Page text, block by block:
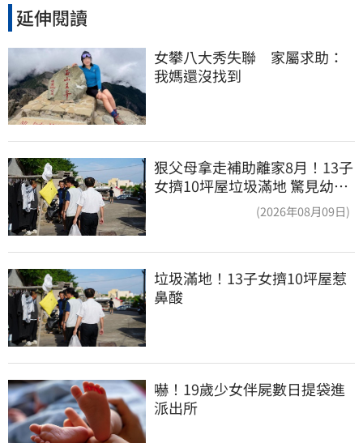
延伸閱讀
女攀八大秀失聯　家屬求助：
我媽還沒找到
狠父母拿走補助離家8月！13子
女擠10坪屋垃圾滿地 驚見幼童
(2026年08月09日)
垃圾滿地！13子女擠10坪屋惹
鼻酸
嚇！19歲少女伴屍數日提袋進
派出所